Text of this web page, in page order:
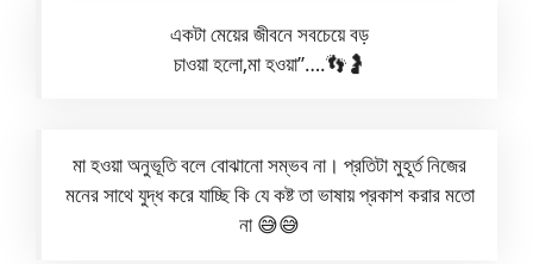
একটা মেয়ের জীবনে সবচেয়ে বড়
চাওয়া হলো,মা হওয়া”….👣🤰
মা হওয়া অনুভূতি বলে বোঝানো সম্ভব না। প্রতিটা মুহূর্ত নিজের
মনের সাথে যুদ্ধ করে যাচ্ছি কি যে কষ্ট তা ভাষায় প্রকাশ করার মতো
না 😅😅